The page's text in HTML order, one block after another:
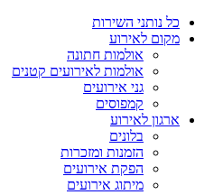
כל נותני השירות
מקום לאירוע
אולמות חתונה
אולמות לאירועים קטנים
גני אירועים
קמפוסים
ארגון לאירוע
בלונים
הזמנות ומזכרות
הפקת אירועים
מיתוג אירועים